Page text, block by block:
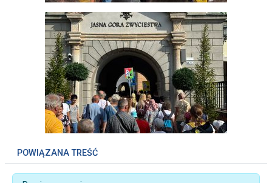
POWIĄZANA TREŚĆ